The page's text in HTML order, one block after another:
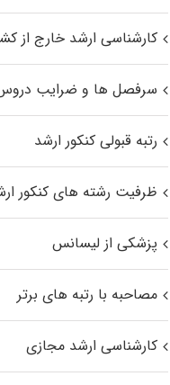
کارشناسی ارشد خارج از
سرفصل ها و ضرایب
رتبه قبولی کنکور ارشد
ظرفیت رشته های کنکور
پزشکی از لیسانس
مصاحبه با رتبه های برتر
کارشناسی ارشد مجازی